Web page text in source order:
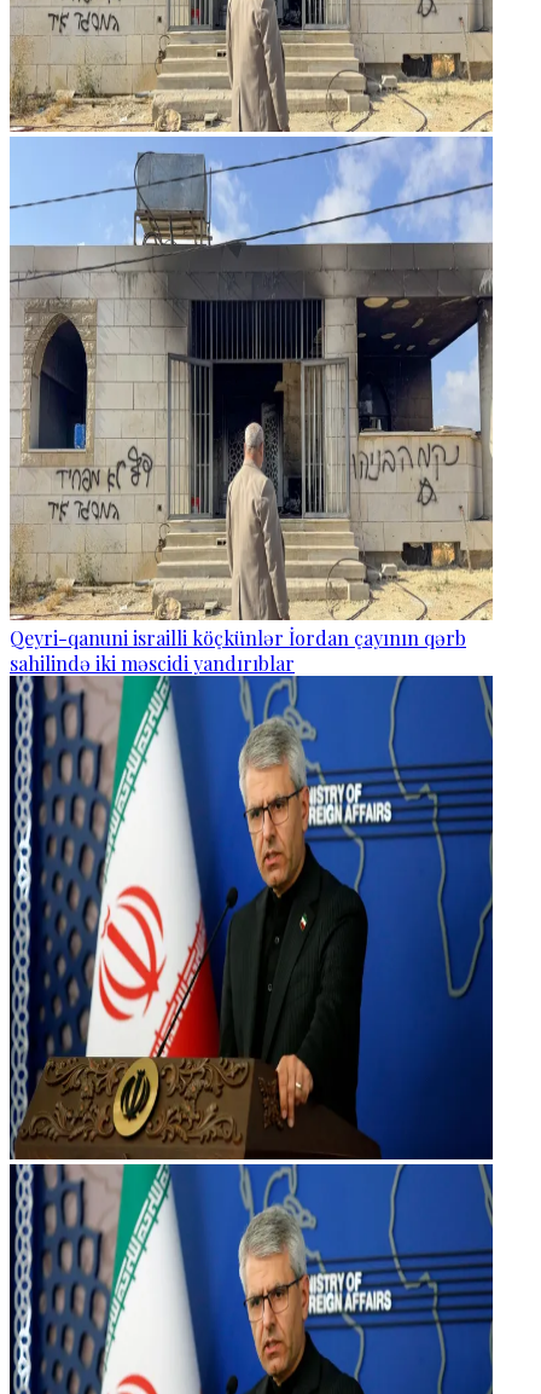
Qeyri-qanuni israilli köçkünlər İordan çayının qərb
sahilində iki məscidi yandırıblar